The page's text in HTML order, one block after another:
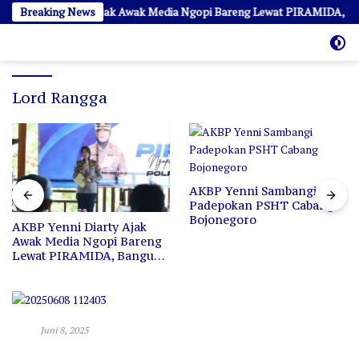
Langsung
ke
Breaking News
Yenni Diarty Ajak Awak Media Ngopi Bareng Lewat PIRAMIDA,
Lord Rangga
AKBP Yenni Diarty Ajak
Awak Media Ngopi Bareng
Lewat PIRAMIDA, Bangun
AKBP Yenni Sambangi
Padepokan PSHT Cabang
Bojonegoro
Juni 8, 2025